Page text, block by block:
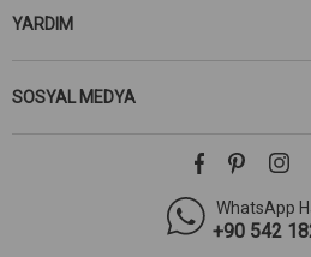
YARDIM
SOSYAL MEDYA
WhatsApp
+90 542